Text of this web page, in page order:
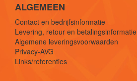
ALGEMEEN
Contact en bedrijfsinformatie
Levering, retour en betalingsinformatie
Algemene leveringsvoorwaarden
Privacy-AVG
Links/referenties